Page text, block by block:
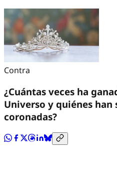
Contra
¿Cuántas veces ha
Universo y quiénes han
coronadas?